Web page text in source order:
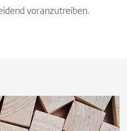
voranzutreiben.